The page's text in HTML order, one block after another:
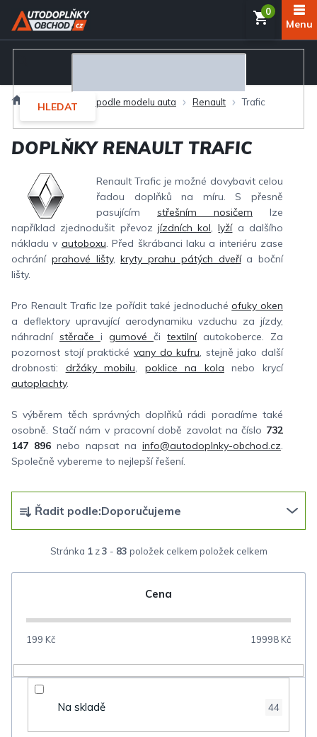
Přejít
obsah
HLEDAT
Autodoplňky podle modelu auta Renault Trafic
DOPLŇKY RENAULT TRAFIC
Renault Trafic je možné dovybavit celou
řadou doplňků na míru. S přesně
pasujícím střešním nosičem lze
například zjednodušit převoz jízdních kol,lyžía dalšího
nákladu v autoboxu. Před škrábanci laku a interiéru zase
ochrání prahové lišty,kryty prahu pátých dveřía boční
lišty.
Pro Renault Trafic lze pořídit také jednoduchéofuky oken
a deflektory upravující aerodynamiku vzduchu za jízdy,
náhradní stěrače i gumové či textilníautokoberce. Za
pozornost stojí praktické vany do kufru, stejně jako další
drobnosti: držáky mobilu, poklice na kola nebo krycí
autoplachty.
S výběrem těch správných doplňků rádi poradíme také
osobně. Stačí nám v pracovní době zavolat na číslo 732
147 896 nebo napsat na info@autodoplnky-obchod.cz.
Společně vybereme to nejlepší řešení.
Stránka 1z3 - 83 položek celkem
a
e
o
Řadit podle:Doporučujeme
Cena
199 Kč 19998 Kč
Na skladě 44